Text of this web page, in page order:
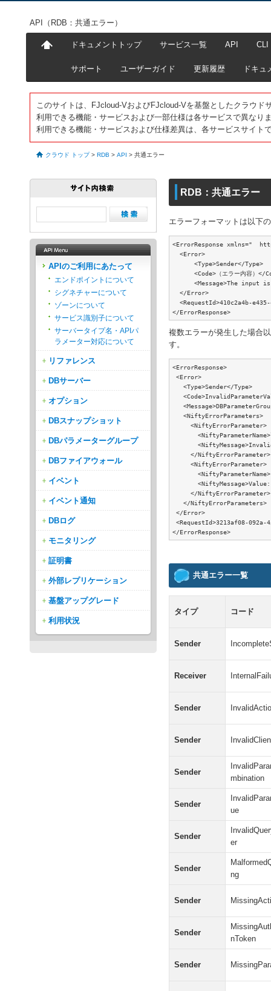
API（RDB：共通エラー）
ドキュメントトップ サービス一覧 API CLI
サポート ユーザーガイド 更新履歴 ドキュ
このサイトは、FJcloud-VおよびFJcloud-Vを基盤としたクラウド
利用できる機能・サービスおよび一部仕様は各サービスで異なり
利用できる機能・サービスおよび仕様差異は、各サービスサイト
クラウド トップ > RDB > API > 共通エラー
RDB：共通エラー
エラーフォーマットは以下
<ErrorResponse xmlns="
<Error>
<Type>Sender</Type>
<Code>（エラー内容）</
<Message>The input is
</Error>
<RequestId>410c2a4b-
</ErrorResponse>
複数エラーが発生した場合
す。
<ErrorResponse>
<Error>
<Type>Sender</Type>
<NiftyErrorParameters>
<NiftyErrorParameter>
<NiftyMessage>Invalid
</NiftyErrorParameter>
<NiftyErrorParameter>
<NiftyMessage>Value: 1
</NiftyErrorParameter>
</NiftyErrorParameters>
</Error>
<RequestId>3213af08-092a-
</ErrorResponse>
共通エラー一覧
タイプ コード
Sender
Receiver
Sender
Sender
Sender
mbination
Sender
ue
Sender
er
Sender
ng
Sender
Sender
nToken
Sender
APIのご利用にあたって
エンドポイントについて
シグネチャーについて
ゾーンについて
サービス識別子について
サーバータイプ名・APIパ
ラメーター対応について
リファレンス
DBサーバー
オプション
DBスナップショット
DBパラメーターグループ
DBファイアウォール
イベント
イベント通知
DBログ
モニタリング
証明書
外部レプリケーション
基盤アップグレード
利用状況